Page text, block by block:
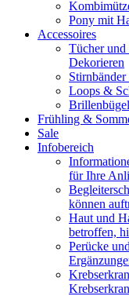
Pony mit
Accessoires
Tücher und
Dekorieren
Stirnbänder
Loops &
Frühling &
Sale
Infobereich
für Ihre
können
Haut und
betroffen,
Perücke